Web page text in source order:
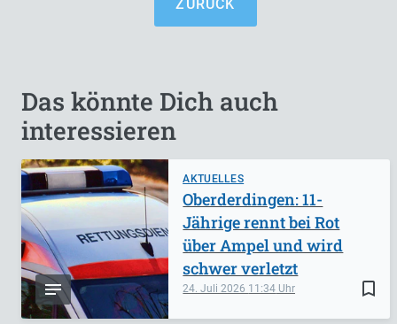
ZURÜCK
Das könnte Dich auch
interessieren
AKTUELLES
bookmark_border
24. Juli 2026 11:34
Oberderdingen: 11-
Jährige rennt bei Rot
über Ampel und wird
schwer verletzt